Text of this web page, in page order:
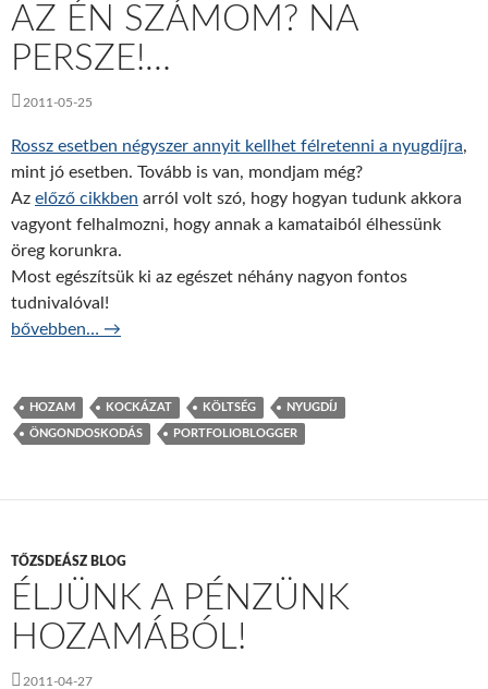
AZ ÉN SZÁMOM? NA
PERSZE!…
2011-05-25
Rossz esetben négyszer annyit kellhet félretenni a nyugdíjra,
mint jó esetben. Tovább is van, mondjam még?
Az előző cikkben arról volt szó, hogy hogyan tudunk akkora
vagyont felhalmozni, hogy annak a kamataiból élhessünk
öreg korunkra.
Most egészítsük ki az egészet néhány nagyon fontos
tudnivalóval!
Az én számom? Na persze!…
bővebben… →
HOZAM KOCKÁZAT KÖLTSÉG NYUGDÍJ
ÖNGONDOSKODÁS PORTFOLIOBLOGGER
TŐZSDEÁSZ BLOG
ÉLJÜNK A PÉNZÜNK
HOZAMÁBÓL!
2011-04-27